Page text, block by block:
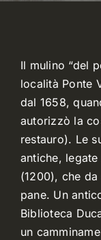
Il mulino “del
località Ponte
dal 1658,
autorizzò la
restauro). Le
antiche,
(1200), che
pane. Un
Biblioteca
un